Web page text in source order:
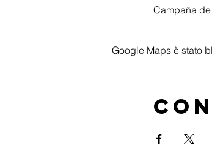
Campaña
Google Maps è stato